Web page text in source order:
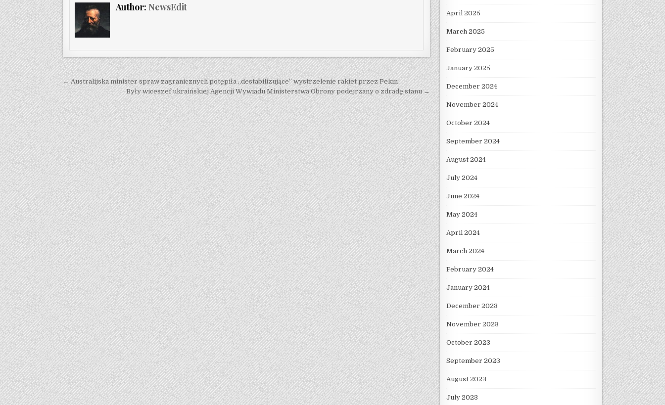
Author: NewsEdit
Post navigation
← Australijska minister spraw zagranicznych potępiła „destabilizujące” wystrzelenie rakiet przez Pekin
Były wiceszef ukraińskiej Agencji Wywiadu Ministerstwa Obrony podejrzany o zdradę stanu →
April 2025
March 2025
February 2025
January 2025
December 2024
November 2024
October 2024
September 2024
August 2024
July 2024
June 2024
May 2024
April 2024
March 2024
February 2024
January 2024
December 2023
November 2023
October 2023
September 2023
August 2023
July 2023